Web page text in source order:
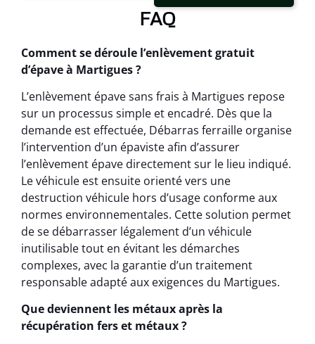
FAQ
Comment se déroule l’enlèvement gratuit
d’épave à Martigues ?
L’enlèvement épave sans frais à Martigues repose
sur un processus simple et encadré. Dès que la
demande est effectuée, Débarras ferraille organise
l’intervention d’un épaviste afin d’assurer
l’enlèvement épave directement sur le lieu indiqué.
Le véhicule est ensuite orienté vers une
destruction véhicule hors d’usage conforme aux
normes environnementales. Cette solution permet
de se débarrasser légalement d’un véhicule
inutilisable tout en évitant les démarches
complexes, avec la garantie d’un traitement
responsable adapté aux exigences du Martigues.
Que deviennent les métaux après la
récupération fers et métaux ?